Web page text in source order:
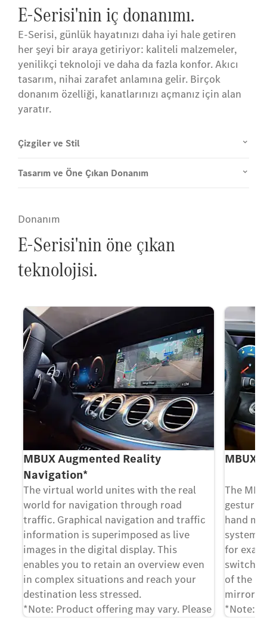
E-Serisi'nin iç donanımı.
E-Serisi, günlük hayatınızı daha iyi hale getiren
her şeyi bir araya getiriyor: kaliteli malzemeler,
yenilikçi teknoloji ve daha da fazla konfor. Akıcı
tasarım, nihai zarafet anlamına gelir. Birçok
donanım özelliği, kanatlarınızı açmanız için alan
yaratır.
Çizgiler ve Stil
Tasarım ve Öne Çıkan Donanım
Donanım
E-Serisi'nin öne çıkan
teknolojisi.
MBUX Augmented Reality
Navigation*
The virtual world unites with the real
world for navigation through road
traffic. Graphical navigation and traffic
information is superimposed as live
images in the digital display. This
enables you to retain an overview even
in complex situations and reach your
destination less stressed.
*Note: Product offering may vary. Please
MBUX
The
hand
system
for
of the
mirror.
*Note: